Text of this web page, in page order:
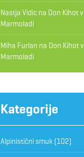
Nastja Vidicna Don Kihot v
Marmoladi
Miha Furlan na Don Kihot v
Marmoladi
Kategorije
Alpinistični smuk(102)